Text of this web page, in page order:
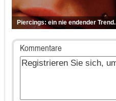
Piercings: ein nie endender Trend.
Kommentare